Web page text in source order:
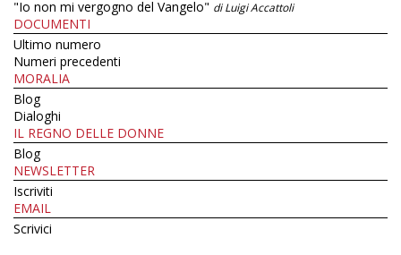
"Io non mi vergogno del Vangelo" di Luigi Accattoli
DOCUMENTI
Ultimo numero
Numeri precedenti
MORALIA
Blog
Dialoghi
IL REGNO DELLE DONNE
Blog
NEWSLETTER
Iscriviti
EMAIL
Scrivici